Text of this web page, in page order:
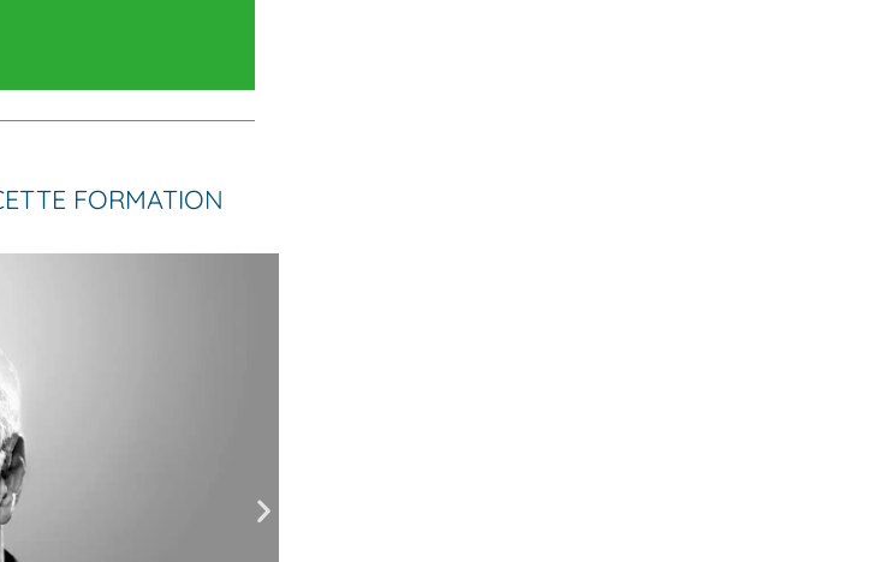
FORMATION